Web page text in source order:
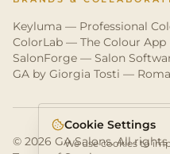
Keyluma — Professional
ColorLab — The Colour App
SalonForge — Salon
GA by Giorgia Tosti —
© 2026 GA Salons. All
Cookie Settings
We use cookies to